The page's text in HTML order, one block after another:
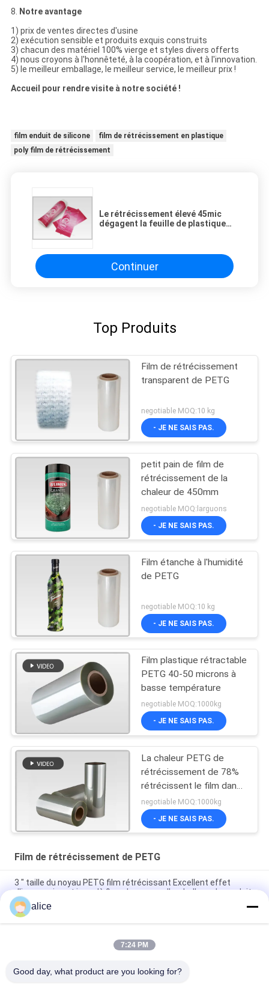
8. Notre avantage
1) prix de ventes directes d'usine
2) exécution sensible et produits exquis construits
3) chacun des matériel 100% vierge et styles divers offerts
4) nous croyons à l'honnêteté, à la coopération, et à l'innovation.
5) le meilleur emballage, le meilleur service, le meilleur prix !
Accueil pour rendre visite à notre société !
film enduit de silicone
film de rétrécissement en plastique
poly film de rétrécissement
Le rétrécissement élevé 45mic
dégagent la feuille de plastique
douilles
Continuer
Top Produits
Film de rétrécissement
transparent de PETG
negotiable MOQ:10 kg
- JE NE SAIS PAS.
petit pain de film de
rétrécissement de la
chaleur de 450mm
negotiable MOQ:larguons
- JE NE SAIS PAS.
Film étanche à l'humidité
de PETG
negotiable MOQ:10 kg
- JE NE SAIS PAS.
Film plastique rétractable
PETG 40-50 microns à
basse température
negotiable MOQ:1000kg
- JE NE SAIS PAS.
La chaleur PETG de
rétrécissement de 78%
rétrécissent le film dans
le label rétrécissable de
douille
negotiable MOQ:1000kg
- JE NE SAIS PAS.
Film de rétrécissement de PETG
3 " taille du noyau PETG film rétrécissant Excellent effet
d'impression et jusqu'à 9 couleurs pour l'emballage du produit
films de polyester 40mic rétrécissables transparents pour
imprimer des labels de bouteille
Film rétractable PETG flexible : matériau PET parfait pour
alice
7:24 PM
Good day, what product are you looking for?